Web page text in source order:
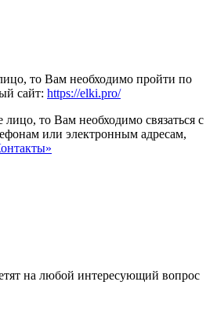
то Вам необходимо пройти по
сайт: https://elki.pro/
то Вам необходимо связаться с
или электронным адресам,
на любой интересующий вопрос